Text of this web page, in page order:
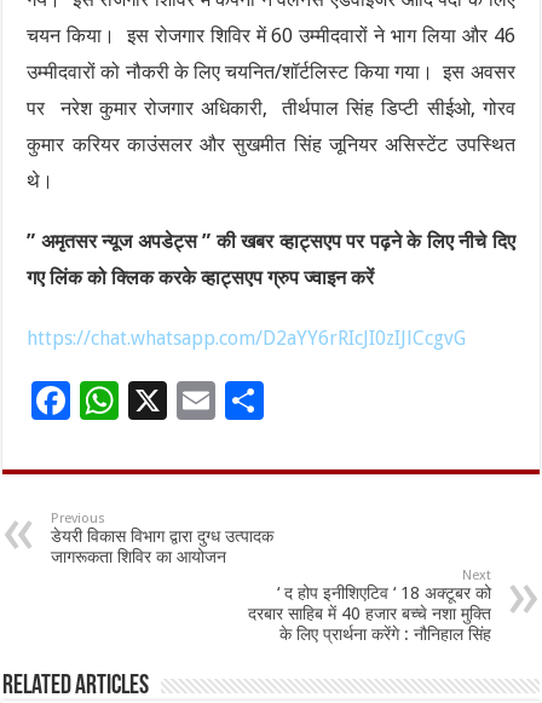
चयन किया। इस रोजगार शिविर में 60 उम्मीदवारों ने भाग लिया और 46
उम्मीदवारों को नौकरी के लिए चयनित/शॉर्टलिस्ट किया गया। इस अवसर
पर नरेश कुमार रोजगार अधिकारी, तीर्थपाल सिंह डिप्टी सीईओ, गोरव
कुमार करियर काउंसलर और सुखमीत सिंह जूनियर असिस्टेंट उपस्थित
थे।
” अमृतसर न्यूज अपडेट्स ” की खबर व्हाट्सएप पर पढ़ने के लिए नीचे दिए
गए लिंक को क्लिक करके व्हाट्सएप ग्रुप ज्वाइन करें
https://chat.whatsapp.com/D2aYY6rRIcJI0zIJlCcgvG
F
e
b
o
W
at
sA
p
X
E
ai ar
Previous
डेयरी विकास विभाग द्वारा दुग्ध उत्पादक
जागरूकता शिविर का आयोजन
Next
‘ द होप इनीशिएटिव ‘ 18 अक्टूबर को
दरबार साहिब में 40 हजार बच्चे नशा मुक्ति
के लिए प्रार्थना करेंगे : नौनिहाल सिंह
Related Articles